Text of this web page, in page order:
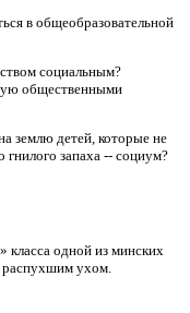
в общеобразовательной
социальным?
общественными
землю детей, которые не
гнилого запаха -- социум?
класса одной из минских
распухшим ухом.